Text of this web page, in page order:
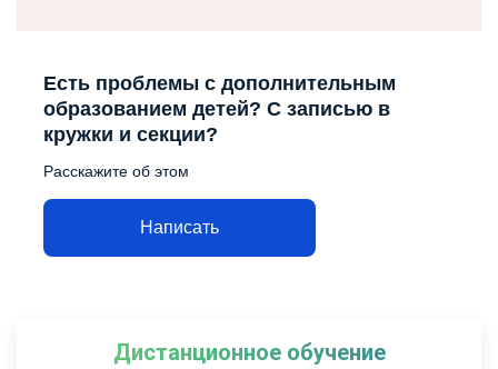
Есть проблемы с дополнительным
образованием детей? С записью в
кружки и секции?
Расскажите об этом
Написать
Дистанционное обучение